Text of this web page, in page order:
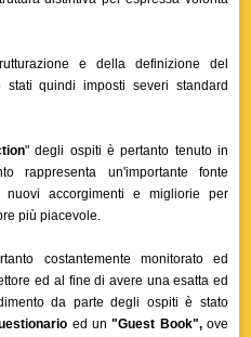
e della definizione del
quindi imposti severi standard
" degli ospiti è pertanto tenuto in
rappresenta un'importante fonte
nuovi accorgimenti e migliorie per
più piacevole.
costantemente monitorato ed
ed al fine di avere una esatta ed
da parte degli ospiti è stato
ed un"Guest Book", ove